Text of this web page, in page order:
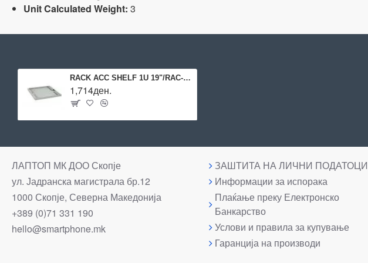
Unit Calculated Weight: 3
RACK ACC SHELF 1U 19"/RAC-UP-350-A4 TRITON
1,714ден.
ЛАПТОП МК ДОО Скопје
ул. Јадранска магистрала бр.12
1000 Скопје, Северна Македонија
+389 (0)71 331 190
hello@smartphone.mk
ЗАШТИТА НА ЛИЧНИ ПОДАТОЦИ
Информации за испорака
Плаќање преку Електронско
Банкарство
Услови и правила за купување
Гаранција на производи